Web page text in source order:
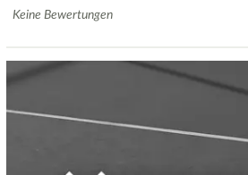
Keine Bewertungen